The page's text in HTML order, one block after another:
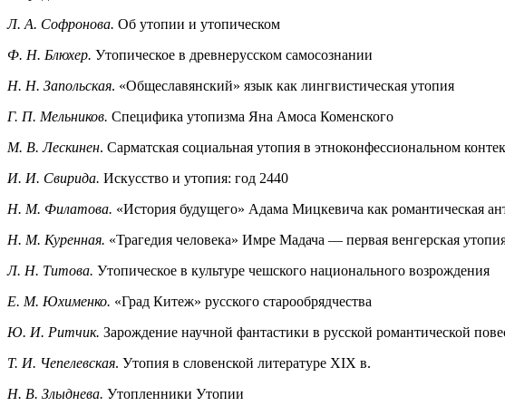
Л. А. Софронова. Об утопии и утопическом
Ф. Н. Блюхер. Утопическое в древнерусском самосознании
Н. Н. Запольская. «Общеславянский» язык как лингвистическая утопия
Г. П. Мельников. Специфика утопизма Яна Амоса Коменского
М. В. Лескинен. Сарматская социальная утопия в этноконфессиональном
И. И. Свирида. Искусство и утопия: год 2440
Н. М. Филатова. «История будущего» Адама Мицкевича как романтическая
Н. М. Куренная. «Трагедия человека» Имре Мадача — первая венгерская
Л. Н. Титова. Утопическое в культуре чешского национального возрождения
Е. М. Юхименко. «Град Китеж» русского старообрядчества
Ю. И. Ритчик. Зарождение научной фантастики в русской романтической
Т. И. Чепелевская. Утопия в словенской литературе XIX в.
Н. В. Злыднева. Утопленники Утопии